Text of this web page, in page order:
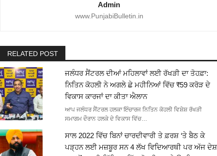
Admin
www.PunjabiBulletin.in
RELATED POST
ਜਲੰਧਰ ਸੈਂਟਰਲ ਦੀਆਂ ਮਹਿਲਾਵਾਂ ਲਈ ਰੱਖੜੀ ਦਾ ਤੋਹਫ਼ਾ:
ਨਿਤਿਨ ਕੋਹਲੀ ਨੇ ਅਗਲੇ ਛੇ ਮਹੀਨਿਆਂ ਵਿੱਚ ₹59 ਕਰੋੜ ਦੇ
ਵਿਕਾਸ ਕਾਰਜਾਂ ਦਾ ਕੀਤਾ ਐਲਾਨ
ਆਪ ਜਲੰਧਰ ਸੈਂਟਰਲ ਹਲਕਾ ਇੰਚਾਰਜ ਨਿਤਿਨ ਕੋਹਲੀ ਵਿਸ਼ੇਸ਼ ਰੱਖੜੀ
ਸਮਾਗਮ ਦੌਰਾਨ ਹਲਕੇ ਦੇ ਵਿਕਾਸ ਵਿੱਚ…
ਸਾਲ 2022 ਵਿੱਚ ਬਿਨਾਂ ਚਾਰਦੀਵਾਰੀ ਤੇ ਫ਼ਰਸ਼ ‘ਤੇ ਬੈਠ ਕੇ
ਪੜ੍ਹਨ ਲਈ ਮਜ਼ਬੂਰ ਸਨ 4 ਲੱਖ ਵਿਦਿਆਰਥੀ ਪਰ ਅੱਜ ਦੇਸ਼